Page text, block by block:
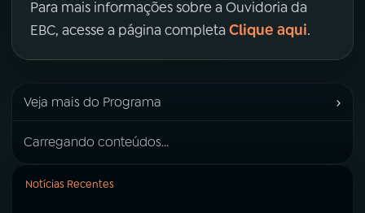
Para mais informações sobre a Ouvidoria da
EBC, acesse a página completa Clique aqui.
Veja mais do Programa ›
Carregando conteúdos...
Notícias Recentes